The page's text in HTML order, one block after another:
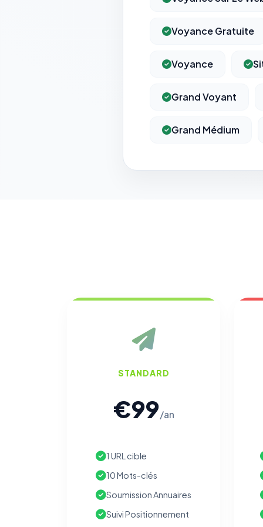
Voyance Gratuite
Voyance
Grand Voyant
Grand Médium
STANDARD
€99/an
1 URL cible
10 Mots-clés
Soumission Annuaires
Suivi Positionnement